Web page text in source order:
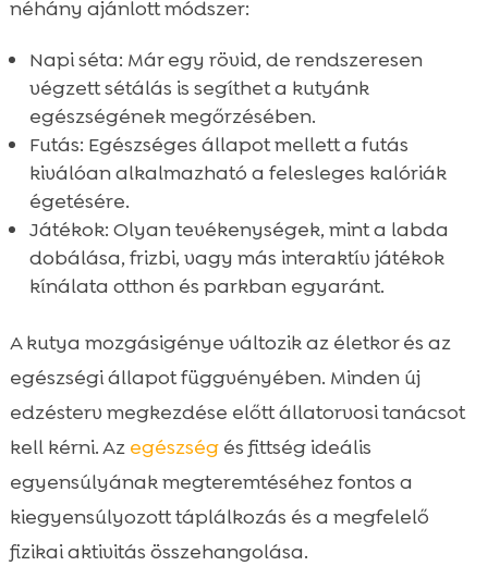
néhány ajánlott módszer:
Napi séta: Már egy rövid, de rendszeresen
végzett sétálás is segíthet a kutyánk
egészségének megőrzésében.
Futás: Egészséges állapot mellett a futás
kiválóan alkalmazható a felesleges kalóriák
égetésére.
Játékok: Olyan tevékenységek, mint a labda
dobálása, frizbi, vagy más interaktív játékok
kínálata otthon és parkban egyaránt.
A kutya mozgásigénye változik az életkor és az
egészségi állapot függvényében. Minden új
edzésterv megkezdése előtt állatorvosi tanácsot
kell kérni. Az egészségés fittség ideális
egyensúlyának megteremtéséhez fontos a
kiegyensúlyozott táplálkozás és a megfelelő
fizikai aktivitás összehangolása.